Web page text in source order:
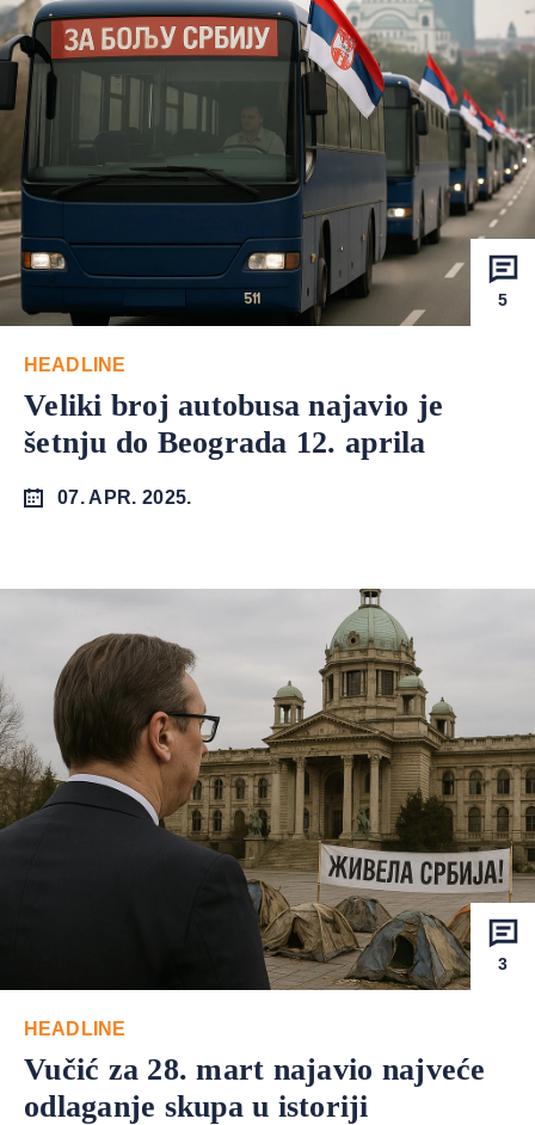
5
HEADLINE
Veliki broj autobusa najavio je
šetnju do Beograda 12. aprila
07. APR. 2025.
3
HEADLINE
Vučić za 28. mart najavio najveće
odlaganje skupa u istoriji